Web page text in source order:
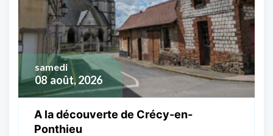
08 août, 2026
samedi
A la découverte de Crécy-en-
Ponthieu